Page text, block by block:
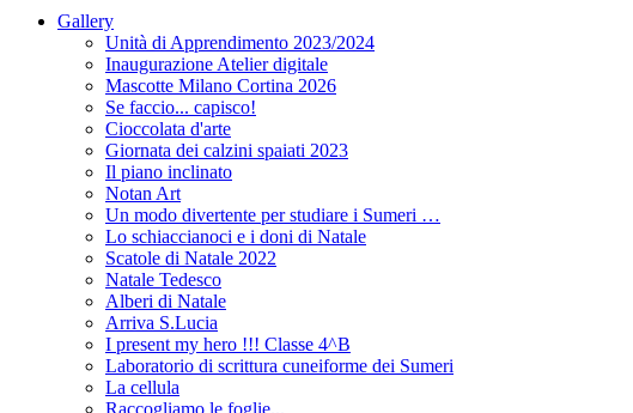
Gallery
Unità di Apprendimento 2023/2024
Inaugurazione Atelier digitale
Mascotte Milano Cortina 2026
Se faccio... capisco!
Cioccolata d'arte
Giornata dei calzini spaiati 2023
Il piano inclinato
Notan Art
Un modo divertente per studiare i Sumeri …
Lo schiaccianoci e i doni di Natale
Scatole di Natale 2022
Natale Tedesco
Alberi di Natale
Arriva S.Lucia
I present my hero !!! Classe 4^B
Laboratorio di scrittura cuneiforme dei Sumeri
La cellula